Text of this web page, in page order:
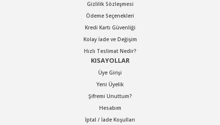
Gizlilik Sözleşmesi
Ödeme Seçenekleri
Kredi Kartı Güvenliği
Kolay İade ve Değişim
Hızlı Teslimat Nedir?
KISAYOLLAR
Üye Girişi
Yeni Üyelik
Şifremi Unuttum?
Hesabım
İptal / İade Koşulları